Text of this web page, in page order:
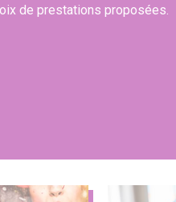
de prestations proposées.